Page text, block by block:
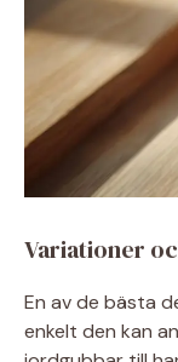
Variationer
En av de bästa
enkelt den kan